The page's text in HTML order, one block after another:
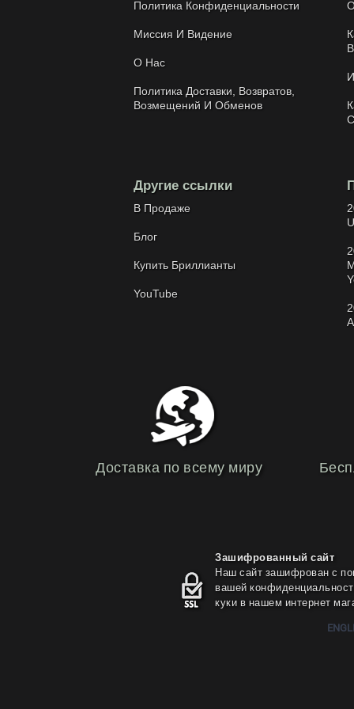
Политика Конфиденциальности
Миссия И Видение
О Нас
Политика Доставки, Возвратов,
Возмещений И Обменов
Другие ссылки
В Продаже
Блог
Купить Бриллианты
YouTube
Доставка по всему миру
Зашифрованный сайт
Наш сайт зашифрован с
вашей
куки в нашем интернет